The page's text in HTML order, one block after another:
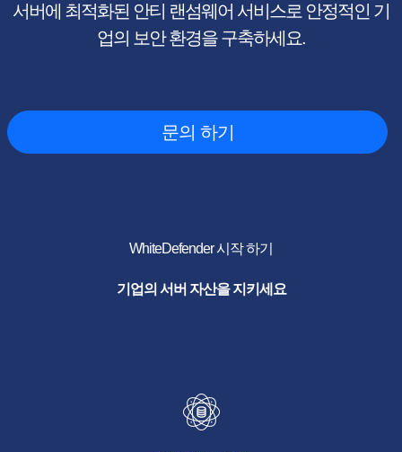
서버에 최적화된 안티 랜섬웨어 서비스로 안정적인 기
업의 보안 환경을 구축하세요.
문의 하기
WhiteDefender 시작 하기
기업의 서버 자산을 지키세요